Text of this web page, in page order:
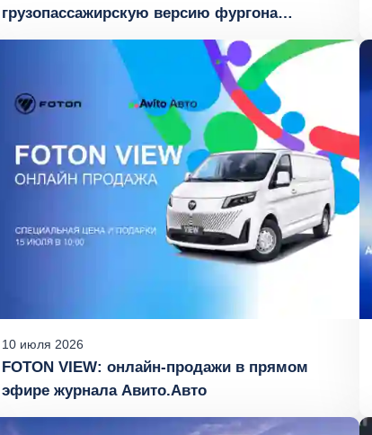
грузопассажирскую версию фургона
FOTON TOANO с компоновкой сидений 5+1
10 июля 2026
FOTON VIEW: онлайн‑продажи в прямом
эфире журнала Авито.Авто